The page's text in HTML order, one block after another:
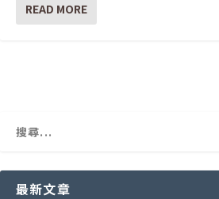
READ MORE
最新文章